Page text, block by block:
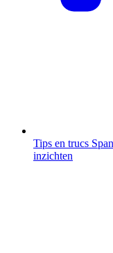
Tips en trucs
inzichten